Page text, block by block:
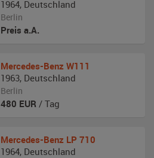
1964, Deutschland
Berlin
Preis a.A.
Mercedes-Benz W111
1963, Deutschland
Berlin
480 EUR / Tag
Mercedes-Benz LP 710
1964, Deutschland